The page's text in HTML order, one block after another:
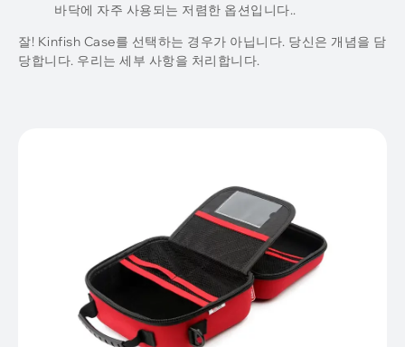
바닥에 자주 사용되는 저렴한 옵션입니다..
잘! Kinfish Case를 선택하는 경우가 아닙니다. 당신은 개념을 담
당합니다. 우리는 세부 사항을 처리합니다.